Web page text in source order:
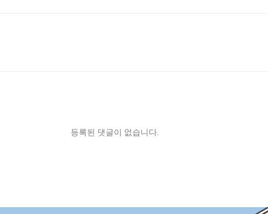
등록된 댓글이 없습니다.